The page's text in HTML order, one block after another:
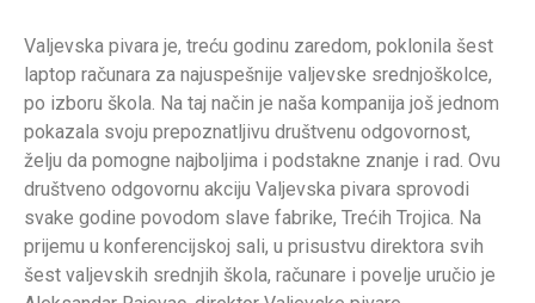
Valjevska pivara je, treću godinu zaredom, poklonila šest
laptop računara za najuspešnije valjevske srednjoškolce,
po izboru škola. Na taj način je naša kompanija još jednom
pokazala svoju prepoznatljivu društvenu odgovornost,
želju da pomogne najboljima i podstakne znanje i rad. Ovu
društveno odgovornu akciju Valjevska pivara sprovodi
svake godine povodom slave fabrike, Trećih Trojica. Na
prijemu u konferencijskoj sali, u prisustvu direktora svih
šest valjevskih srednjih škola, računare i povelje uručio je